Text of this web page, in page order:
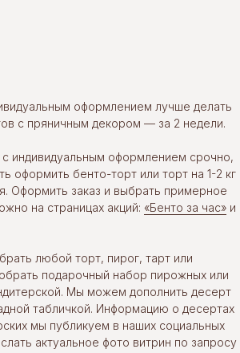
оформлением лучше делать
с пряничным декором — за 2 недели.
индивидуальным оформлением срочно,
оформить бенто-торт или торт на 1-2 кг
Оформить заказ и выбрать примерное
на страницах акций: «Бенто за час» и
любой торт, пирог, тарт или
подарочный набор пирожных или
Мы можем дополнить десерт
табличкой. Информацию о десертах
мы публикуем в наших социальных
актуальное фото витрин по запросу